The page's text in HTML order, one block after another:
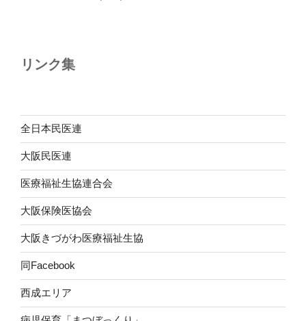
ン
リンク集
全日本民医連
大阪民医連
医療福祉生協連合会
大阪保険医協会
大阪きづがわ医療福祉生協
同Facebook
西成エリア